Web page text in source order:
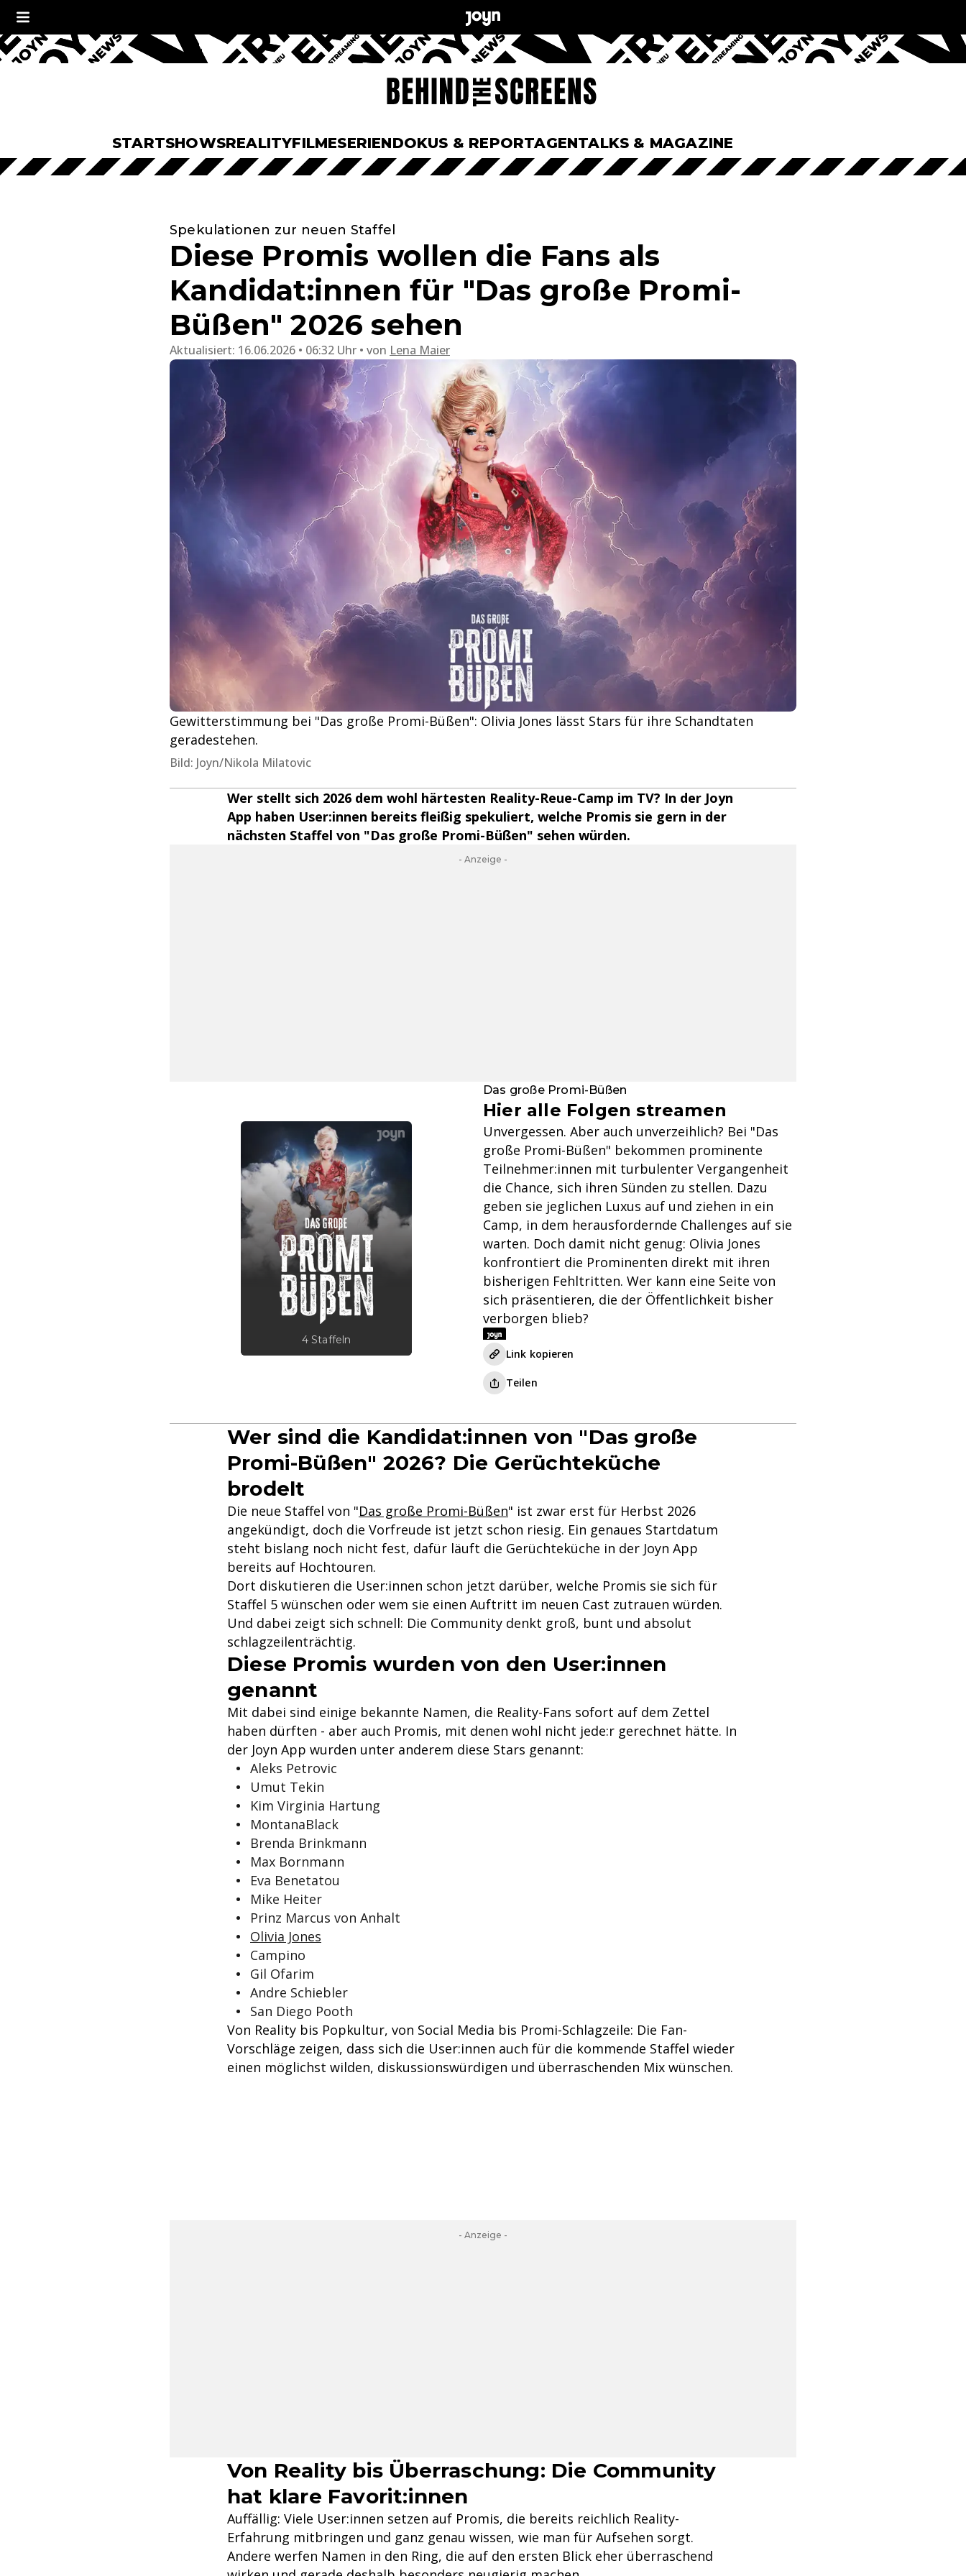
STARTSHOWSREALITYFILMESERIENDOKUS & REPORTAGENTALKS & MAGAZINE
Spekulationen zur neuen Staffel
Diese Promis wollen die Fans als
Kandidat:innen für "Das große Promi-
Büßen" 2026 sehen
Aktualisiert: 16.06.2026 • 06:32 Uhr von Lena Maier
Gewitterstimmung bei "Das große Promi-Büßen": Olivia Jones lässt Stars für ihre Schandtaten
geradestehen.
Bild: Joyn/Nikola Milatovic
Wer stellt sich 2026 dem wohl härtesten Reality-Reue-Camp im TV? In der Joyn
App haben User:innen bereits fleißig spekuliert, welche Promis sie gern in der
nächsten Staffel von "Das große Promi-Büßen" sehen würden.
- Anzeige -
4 Staffeln
Das große Promi-Büßen
Hier alle Folgen streamen
Unvergessen. Aber auch unverzeihlich? Bei "Das
große Promi-Büßen" bekommen prominente
Teilnehmer:innen mit turbulenter Vergangenheit
die Chance, sich ihren Sünden zu stellen. Dazu
geben sie jeglichen Luxus auf und ziehen in ein
Camp, in dem herausfordernde Challenges auf sie
warten. Doch damit nicht genug: Olivia Jones
konfrontiert die Prominenten direkt mit ihren
bisherigen Fehltritten. Wer kann eine Seite von
sich präsentieren, die der Öffentlichkeit bisher
verborgen blieb?
Link kopieren
Teilen
Wer sind die Kandidat:innen von "Das große
Promi-Büßen" 2026? Die Gerüchteküche
brodelt
Die neue Staffel von "Das große Promi-Büßen" ist zwar erst für Herbst 2026
angekündigt, doch die Vorfreude ist jetzt schon riesig. Ein genaues Startdatum
steht bislang noch nicht fest, dafür läuft die Gerüchteküche in der Joyn App
bereits auf Hochtouren.
Dort diskutieren die User:innen schon jetzt darüber, welche Promis sie sich für
Staffel 5 wünschen oder wem sie einen Auftritt im neuen Cast zutrauen würden.
Und dabei zeigt sich schnell: Die Community denkt groß, bunt und absolut
schlagzeilenträchtig.
Diese Promis wurden von den User:innen
genannt
Mit dabei sind einige bekannte Namen, die Reality-Fans sofort auf dem Zettel
haben dürften - aber auch Promis, mit denen wohl nicht jede:r gerechnet hätte. In
der Joyn App wurden unter anderem diese Stars genannt:
Aleks Petrovic
Umut Tekin
Kim Virginia Hartung
MontanaBlack
Brenda Brinkmann
Max Bornmann
Eva Benetatou
Mike Heiter
Prinz Marcus von Anhalt
Olivia Jones
Campino
Gil Ofarim
Andre Schiebler
San Diego Pooth
Von Reality bis Popkultur, von Social Media bis Promi-Schlagzeile: Die Fan-
Vorschläge zeigen, dass sich die User:innen auch für die kommende Staffel wieder
einen möglichst wilden, diskussionswürdigen und überraschenden Mix wünschen.
- Anzeige -
Von Reality bis Überraschung: Die Community
hat klare Favorit:innen
Auffällig: Viele User:innen setzen auf Promis, die bereits reichlich Reality-
Erfahrung mitbringen und ganz genau wissen, wie man für Aufsehen sorgt.
Andere werfen Namen in den Ring, die auf den ersten Blick eher überraschend